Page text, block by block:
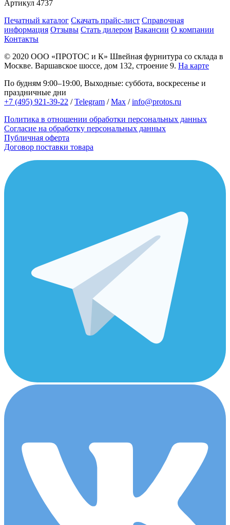
Артикул 4737
Печатный каталог Скачать прайс-лист Справочная
информация Отзывы Стать дилером Вакансии О компании
Контакты
© 2020 ООО «ПРОТОС и К» Швейная фурнитура со склада в
Москве. Варшавское шоссе, дом 132, строение 9. На карте
По будням 9:00–19:00, Выходные: суббота, воскресенье и
праздничные дни
+7 (495) 921-39-22 /Telegram /Max /info@protos.ru
Политика в отношении обработки персональных данных
Согласие на обработку персональных данных
Публичная оферта
Договор поставки товара